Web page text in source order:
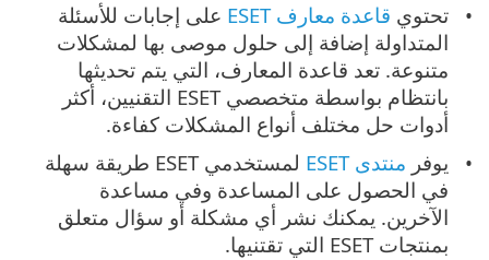
تحتوي ‎ قاعدة معارف ESET
على إجابات للأسئلة
المتداولة إضافة إلى حلول موصى بها لمشكلات
متنوعة. تعد قاعدة المعارف، التي يتم تحديثها
بانتظام بواسطة متخصصي ESET التقنيين، أكثر
أدوات حل مختلف أنواع المشكلات كفاءة.
يوفر منتدى ESET
لمستخدمي ESET طريقة سهلة
في الحصول على المساعدة وفي مساعدة
الآخرين. يمكنك نشر أي مشكلة أو سؤال متعلق
بمنتجات ESET التي تقتنيها.